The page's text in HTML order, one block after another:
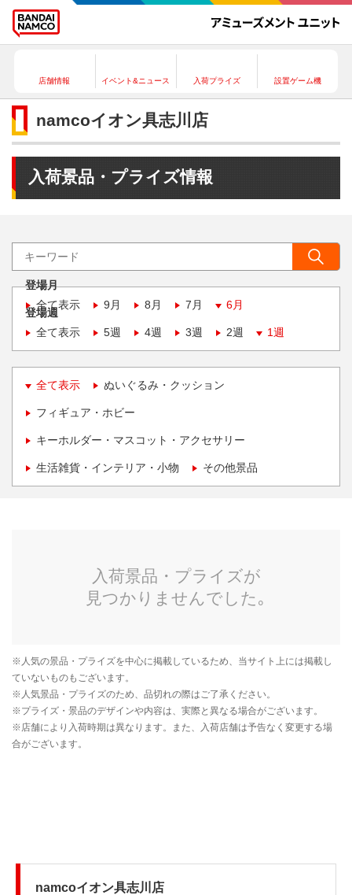
店舗情報 イベント&ニュース 入荷プライズ 設置ゲーム機
namcoイオン具志川店
入荷景品・プライズ情報
登場月
全て表示
9月 8月 7月 6月
登場週
全て表示
5週 4週 3週 2週 1週
全て表示 ぬいぐるみ・クッション
フィギュア・ホビー
キーホルダー・マスコット・アクセサリー
生活雑貨・インテリア・小物 その他景品
namcoイオン具志川店